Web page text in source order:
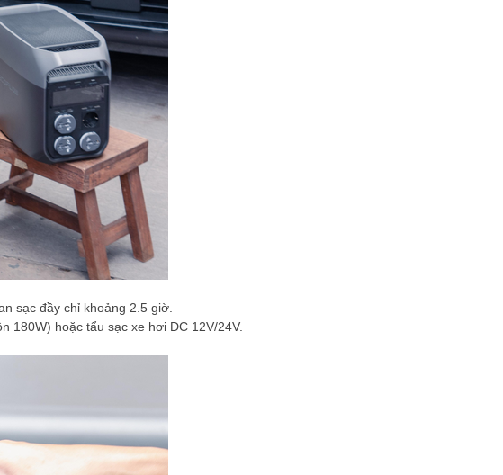
sạc đầy chỉ khoảng 2.5 giờ.
180W) hoặc tẩu sạc xe hơi DC 12V/24V.